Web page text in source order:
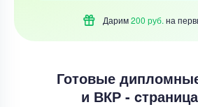
Дарим200 руб. на
Готовые
и ВКР -